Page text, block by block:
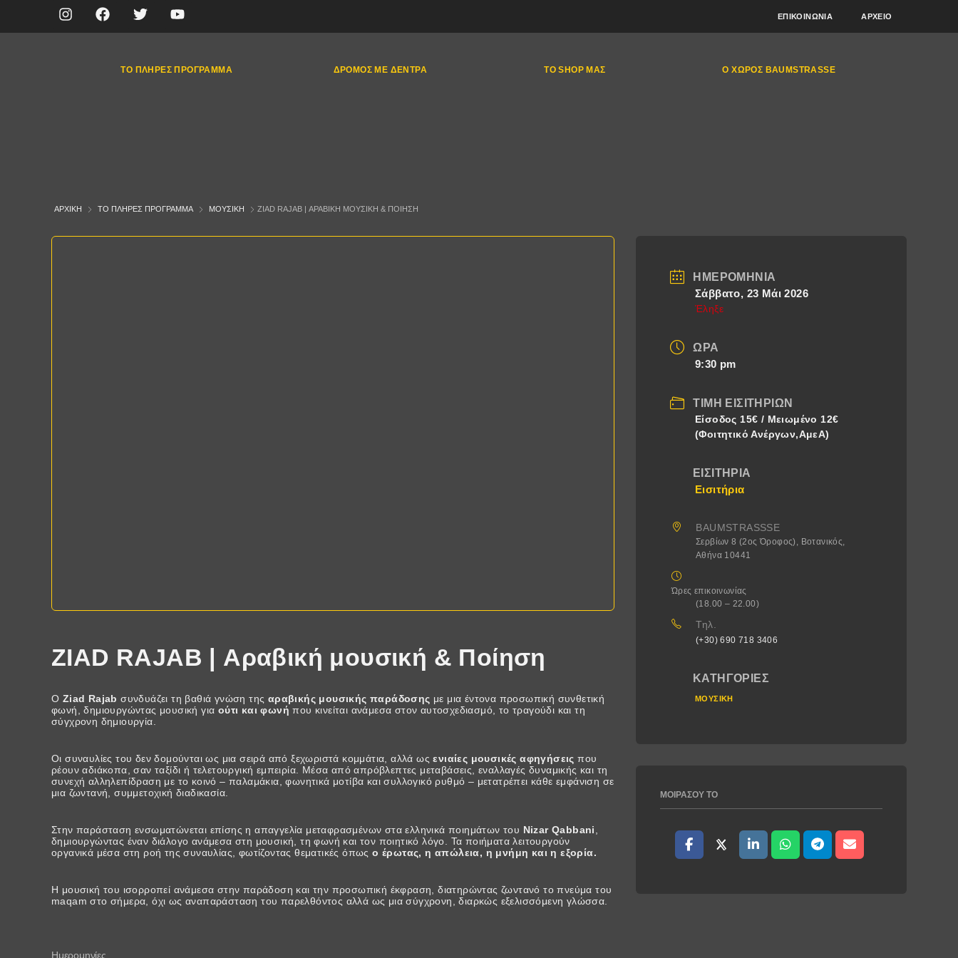
ΕΠΙΚΟΙΝΩΝΊΑ ΑΡΧΕΊΟ
ΤΟ ΠΛΉΡΕΣ ΠΡΌΓΡΑΜΜΑ ΔΡΌΜΟΣ ΜΕ ΔΈΝΤΡΑ ΤΟ SHOP ΜΑΣ Ο ΧΏΡΟΣ BAUMSTRASSE
ΑΡΧΙΚΉ ΤΟ ΠΛΉΡΕΣ ΠΡΌΓΡΑΜΜΑ ΜΟΥΣΙΚΉ ZIAD RAJAB | ΑΡΑΒΙΚΉ ΜΟΥΣΙΚΉ & ΠΟΊΗΣΗ
ZIAD RAJAB | Αραβική μουσική & Ποίηση
O Ziad Rajab συνδυάζει τη βαθιά γνώση της αραβικής μουσικής παράδοσης με μια έντονα προσωπική συνθετική
φωνή, δημιουργώντας μουσική για ούτι και φωνή που κινείται ανάμεσα στον αυτοσχεδιασμό, το τραγούδι και τη
σύγχρονη δημιουργία.
Οι συναυλίες του δεν δομούνται ως μια σειρά από ξεχωριστά κομμάτια, αλλά ωςενιαίες μουσικές αφηγήσεις που
ρέουν αδιάκοπα, σαν ταξίδι ή τελετουργική εμπειρία. Μέσα από απρόβλεπτες μεταβάσεις, εναλλαγές δυναμικής και τη
συνεχή αλληλεπίδραση με το κοινό – παλαμάκια, φωνητικά μοτίβα και συλλογικό ρυθμό – μετατρέπει κάθε εμφάνιση σε
μια ζωντανή, συμμετοχική διαδικασία.
Στην παράσταση ενσωματώνεται επίσης η απαγγελία μεταφρασμένων στα ελληνικά ποιημάτων του Nizar Qabbani,
δημιουργώντας έναν διάλογο ανάμεσα στη μουσική, τη φωνή και τον ποιητικό λόγο. Τα ποιήματα λειτουργούν
οργανικά μέσα στη ροή της συναυλίας, φωτίζοντας θεματικές όπωςο έρωτας, η απώλεια, η μνήμη και η εξορία.
Η μουσική του ισορροπεί ανάμεσα στην παράδοση και την προσωπική έκφραση, διατηρώντας ζωντανό το πνεύμα του
maqam στο σήμερα, όχι ως αναπαράσταση του παρελθόντος αλλά ως μια σύγχρονη, διαρκώς εξελισσόμενη γλώσσα.
Ημερομηνίες
ΗΜΕΡΟΜΗΝΊΑ
Σάββατο, 23 Μάι 2026
Έληξε
ΏΡΑ
9:30 pm
ΤΙΜΉ ΕΙΣΙΤΗΡΊΩΝ
Eίσοδος 15€ / Μειωμένο 12€
(Φοιτητικό Ανέργων,ΑμεΑ)
ΕΙΣΙΤΉΡΙΑ
Εισιτήρια
BAUMSTRASSSE
Σερβίων 8 (2ος Όροφος), Βοτανικός,
Αθήνα 10441
Ώρες επικοινωνίας
(18.00 – 22.00)
Τηλ.
(+30) 690 718 3406
ΚΑΤΗΓΟΡΊΕΣ
ΜΟΥΣΙΚΉ
ΜΟΙΡΆΣΟΥ ΤΟ